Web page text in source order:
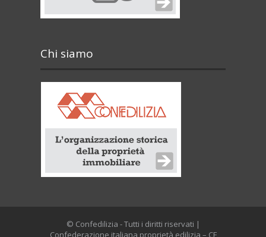
Chi siamo
© Confedilizia - Tutti i diritti riservati |
Confederazione italiana proprietà edilizia – CF